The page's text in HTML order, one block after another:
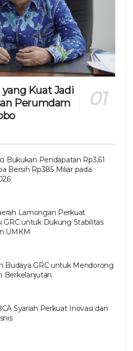
Kuat Jadi
Perumdam
Bukukan Pendapatan Rp3,61
Bersih Rp385 Miliar pada
Lamongan Perkuat
GRC untuk Dukung Stabilitas
UMKM
Budaya GRC untuk Mendorong
Berkelanjutan
Syariah Perkuat Inovasi dan